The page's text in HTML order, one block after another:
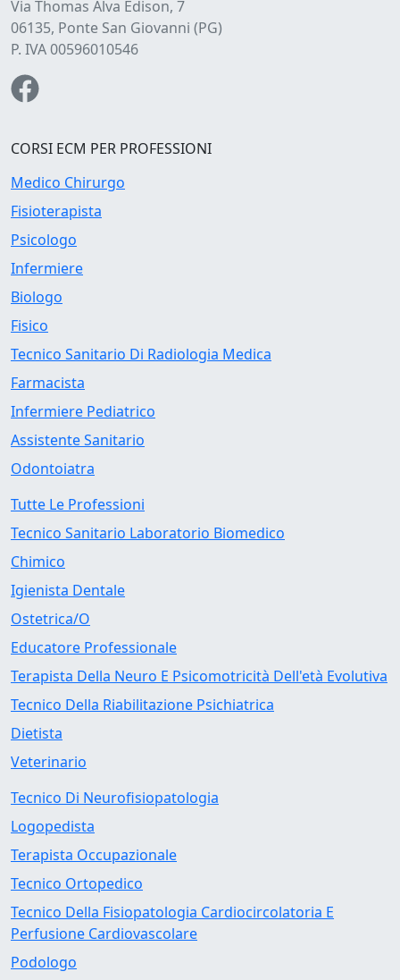
Via Thomas Alva Edison, 7
06135, Ponte San Giovanni (PG)
P. IVA 00596010546
CORSI ECM PER PROFESSIONI
Medico Chirurgo
Fisioterapista
Psicologo
Infermiere
Biologo
Fisico
Tecnico Sanitario Di Radiologia Medica
Farmacista
Infermiere Pediatrico
Assistente Sanitario
Odontoiatra
Tutte Le Professioni
Tecnico Sanitario Laboratorio Biomedico
Chimico
Igienista Dentale
Ostetrica/O
Educatore Professionale
Terapista Della Neuro E Psicomotricità Dell'età Evolutiva
Tecnico Della Riabilitazione Psichiatrica
Dietista
Veterinario
Tecnico Di Neurofisiopatologia
Logopedista
Terapista Occupazionale
Tecnico Ortopedico
Tecnico Della Fisiopatologia Cardiocircolatoria E
Perfusione Cardiovascolare
Podologo